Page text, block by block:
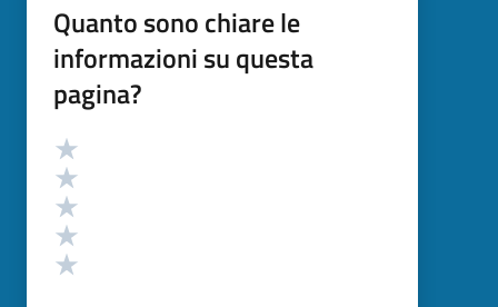
Quanto sono chiare le
informazioni su questa
pagina?
Valutazione